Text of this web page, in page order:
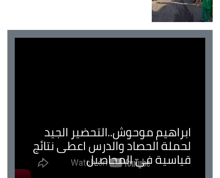
ابراهيم موحوش..التحضير الجيد
لحملة الحصاد والدرس اعطى نتائج
قياسية في المحاصيل